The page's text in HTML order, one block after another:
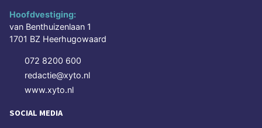
Hoofdvestiging:
van Benthuizenlaan 1
1701 BZ Heerhugowaard
072 8200 600
redactie@xyto.nl
www.xyto.nl
SOCIAL MEDIA